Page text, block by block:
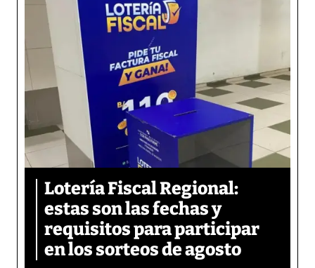
Lotería Fiscal Regional:
estas son las fechas y
requisitos para participar
en los sorteos de agosto